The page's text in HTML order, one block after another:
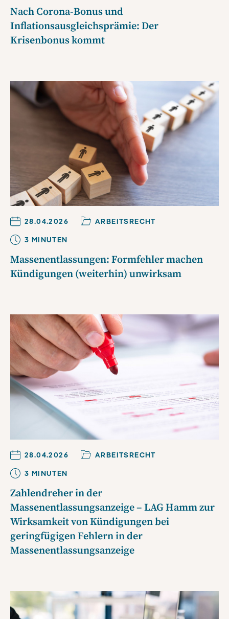
Nach Corona-Bonus und
Inflationsausgleichsprämie: Der
Krisenbonus kommt
28.04.2026
ARBEITSRECHT
3 MINUTEN
Massenentlassungen: Formfehler machen
Kündigungen (weiterhin) unwirksam
28.04.2026
ARBEITSRECHT
3 MINUTEN
Zahlendreher in der
Massenentlassungsanzeige – LAG Hamm zur
Wirksamkeit von Kündigungen bei
geringfügigen Fehlern in der
Massenentlassungsanzeige